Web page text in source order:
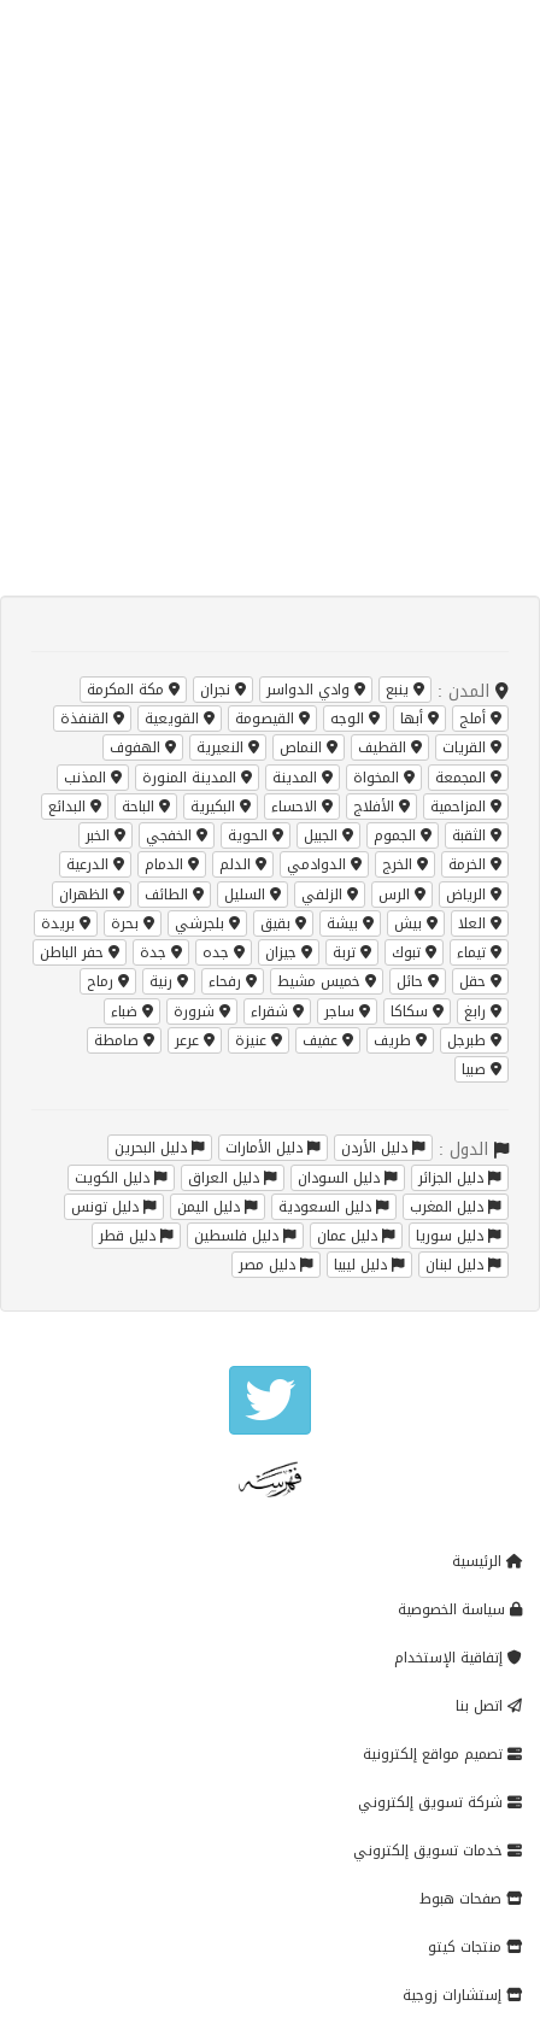
المدن : ينبع وادي الدواسر نجران
مكة المكرمة
أملج
أبها الوجه القيصومة القويعية
القنفذة
القريات
القطيف النماص النعيرية
الهفوف
المجمعة
المخواة المدينة المدينة المنورة
المذنب
المزاحمية
الأفلاج الاحساء البكيرية الباحة
البدائع
الثقبة
الجموم الجبيل الحوية الخفجي
الخبر
الخرمة
الخرج الدوادمي الدلم الدمام
الدرعية
الرياض
الرس الزلفي السليل الطائف
الظهران
العلا
بيش بيشة بقيق بلجرشي بحرة
بريدة
تيماء
تبوك تربة جيزان جده جدة
حفر الباطن
حقل
حائل خميس مشيط رفحاء رنية
رماح
رابغ
سكاكا ساجر شقراء شرورة
ضباء
طبرجل
طريف عفيف عنيزة عرعر
صامطة
صبيا
الدول : دليل الأردن دليل الأمارات
دليل البحرين
دليل الجزائر
دليل السودان دليل العراق
دليل الكويت
دليل المغرب
دليل السعودية دليل اليمن
دليل تونس
دليل سوريا
دليل عمان دليل فلسطين
دليل قطر
دليل لبنان
دليل ليبيا دليل مصر
الرئيسية
سياسة الخصوصية
إتفاقية الإستخدام
اتصل بنا
تصميم مواقع إلكترونية
شركة تسويق إلكتروني
خدمات تسويق إلكتروني
صفحات هبوط
منتجات كيتو
إستشارات زوجية